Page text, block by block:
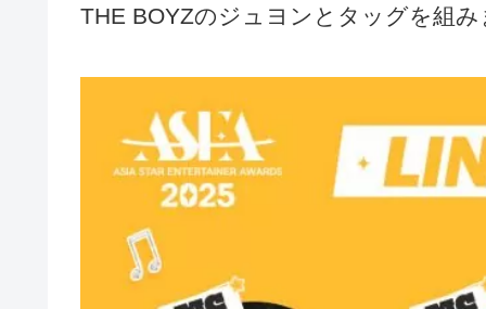
THE BOYZのジュヨンとタッグを組み